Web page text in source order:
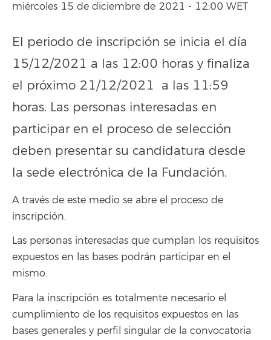
miércoles 15 de diciembre de 2021 - 12:00 WET
El periodo de inscripción se inicia el día
15/12/2021 a las 12:00 horas y finaliza
el próximo 21/12/2021 a las 11:59
horas. Las personas interesadas en
participar en el proceso de selección
deben presentar su candidatura desde
la sede electrónica de la Fundación.
A través de este medio se abre el proceso de
inscripción.
Las personas interesadas que cumplan los requisitos
expuestos en las bases podrán participar en el
mismo.
Para la inscripción es totalmente necesario el
cumplimiento de los requisitos expuestos en las
bases generales y perfil singular de la convocatoria